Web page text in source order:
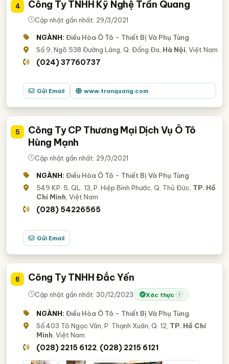
4 Công Ty TNHH Kỹ Nghệ Trần Quang
Cập nhật gần nhất: 29/3/2021
NGÀNH: Điều Hòa Ô Tô - Thiết Bị Và Phụ Tùng
Số 9, Ngõ 538 Đường Láng, Q. Đống Đa, Hà Nội, Việt Nam
(024) 37760737
Gửi Email www.tranquang.com
5
Công Ty CP Thương Mại Dịch Vụ Ô Tô
Hùng Mạnh
Cập nhật gần nhất: 29/3/2021
NGÀNH: Điều Hòa Ô Tô - Thiết Bị Và Phụ Tùng
549 KP. 5, QL. 13, P. Hiệp Bình Phước, Q. Thủ Đức, TP. Hồ
Chí Minh, Việt Nam
(028) 54226565
Gửi Email
6 Công Ty TNHH Đắc Yến
Cập nhật gần nhất: 30/12/2023 Xác thực ?
NGÀNH: Điều Hòa Ô Tô - Thiết Bị Và Phụ Tùng
Số 403 Tô Ngọc Vân, P. Thạnh Xuân, Q. 12, TP. Hồ Chí
Minh, Việt Nam
(028) 2215 6122, (028) 2215 6121